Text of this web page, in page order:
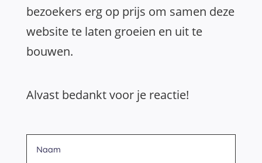
bezoekers erg op prijs om samen deze
website te laten groeien en uit te
bouwen.
Alvast bedankt voor je reactie!